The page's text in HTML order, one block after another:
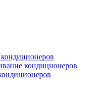
кондиционеров